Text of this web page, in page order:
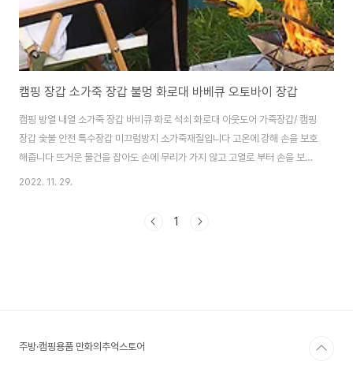
캠핑 장갑 소가죽 장갑 불멍 화로대 바베큐 오토바이 장갑
캠핑 방열 내열 소가죽 장갑 바비큐 화로 석쇠 화로대 아웃도어 가죽장갑/ 캠핑
장갑 숯불 안전 특수장갑 미끄럼방지 소가죽재질입니다 고온에 강해 손을 보호
해줍니다 뜨거운 물건을 잡아도 손에 무리가 가지 않고 고열로 부터 손을 보호
해줍니다. \뛰어난 통기성 빠른 열배출 손가락부분에 통기성이 뛰어나서 장시
2022. 11. 29.
1
주방·캠핑용품 만화의추억스토어